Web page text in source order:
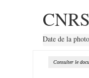
Date de la
Consulter le